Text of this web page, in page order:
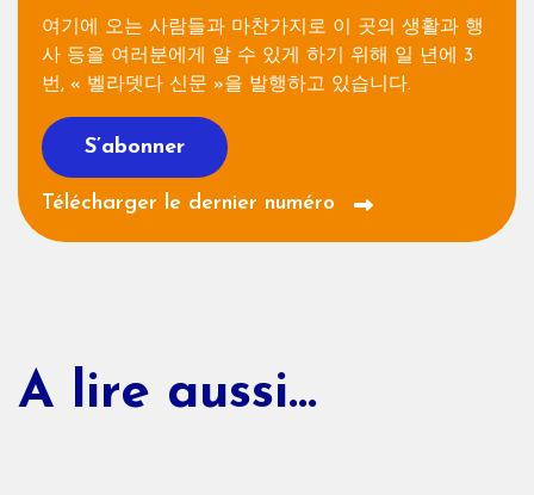
여기에 오는 사람들과 마찬가지로 이 곳의 생활과 행
사 등을 여러분에게 알 수 있게 하기 위해 일 년에 3
번, « 벨라뎃다 신문 »을 발행하고 있습니다.
S’abonner
Télécharger le dernier numéro
A lire aussi...